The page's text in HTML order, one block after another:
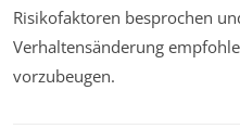
Risikofaktoren besprochen
Verhaltensänderung
vorzubeugen.